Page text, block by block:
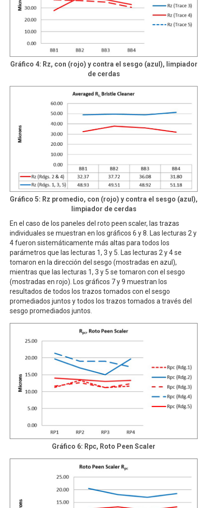
Gráfico 4: Rz, con (rojo) y contra el sesgo (azul), limpiador
de cerdas
Gráfico 5: Rz promedio, con (rojo) y contra el sesgo (azul),
limpiador de cerdas
En el caso de los paneles del roto peen scaler, las trazas
individuales se muestran en los gráficos 6 y 8. Las lecturas 2 y
4 fueron sistemáticamente más altas para todos los
parámetros que las lecturas 1, 3 y 5. Las lecturas 2 y 4 se
tomaron en la dirección del sesgo (mostradas en azul),
mientras que las lecturas 1, 3 y 5 se tomaron con el sesgo
(mostradas en rojo). Los gráficos 7 y 9 muestran los
resultados de todos los trazos tomados con el sesgo
promediados juntos y todos los trazos tomados a través del
sesgo promediados juntos.
Gráfico 6: Rpc, Roto Peen Scaler